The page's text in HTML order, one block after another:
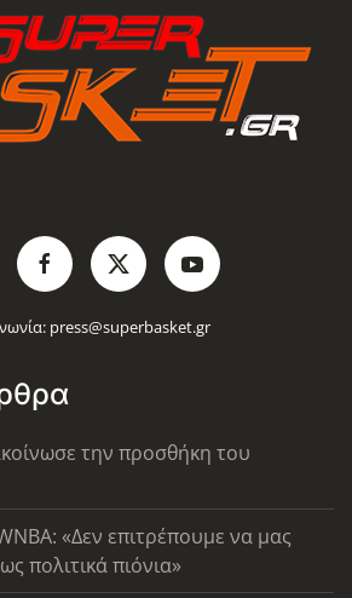
press@superbasket.gr
την προσθήκη του
«Δεν επιτρέπουμε να μας
πολιτικά πιόνια»